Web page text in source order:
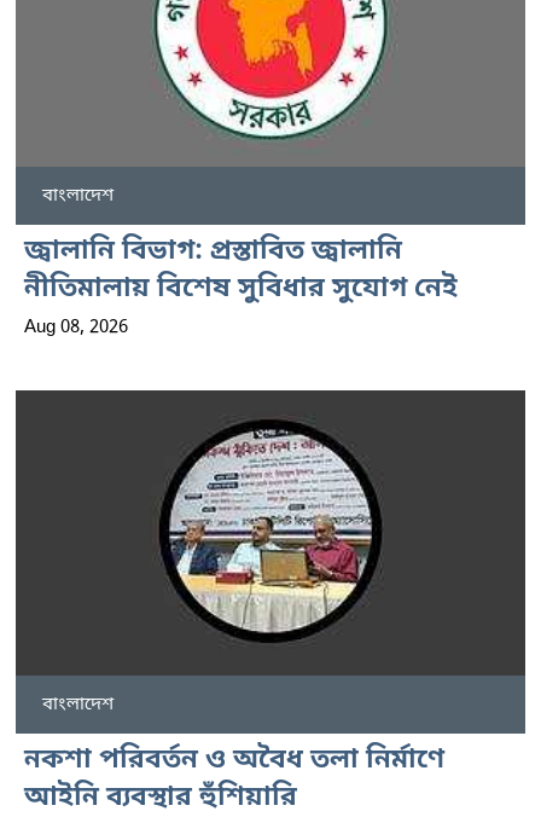
বাংলাদেশ
জ্বালানি বিভাগ: প্রস্তাবিত জ্বালানি
নীতিমালায় বিশেষ সুবিধার সুযোগ নেই
Aug 08, 2026
বাংলাদেশ
নকশা পরিবর্তন ও অবৈধ তলা নির্মাণে
আইনি ব্যবস্থার হুঁশিয়ারি